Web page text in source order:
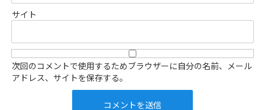
サイト
次回のコメントで使用するためブラウザーに自分の名前、メール
アドレス、サイトを保存する。